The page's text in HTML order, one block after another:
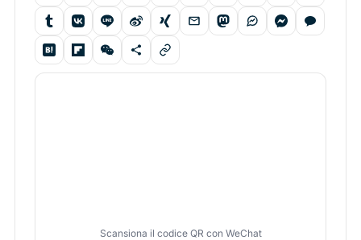
Scansiona il codice QR con WeChat